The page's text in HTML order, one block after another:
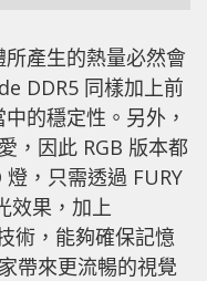
產生的熱量必然會
DDR5 同樣加上前
的穩定性。另外，
，因此 RGB 版本都
，只需透過 FURY
效果，加上
術，能夠確保記憶
帶來更流暢的視覺